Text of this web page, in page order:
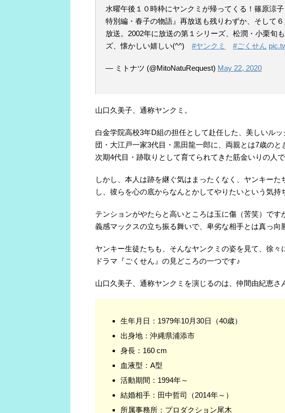
水曜午後１０時枠にヤンクミが帰ってくる！篠原涼
特別編・春子の物語』再放送も残りわずか、そして
放送。2002年に放送の第１シリーズ、松潤・小栗旬
ズ、懐かしい嬉しい(^^) #ヤンクミ #ごくせん
— ミトナツ (@MitoNatuRequest) May 22, 2020
山口久美子、通称ヤンクミ。
白金学院高校3年D組の担任として赴任した、美しいル
団・大江戸一家3代目・黒田龍一郎に、両親とは7歳のと
次期4代目・跡取りとして育てられてきた筋金いりの人で
しかし、本人は跡を継ぐ気はまったくなく、ヤンキー
し、彼らを心の底からなんとかしてやりたいという気持
テンションがやたらと高いところは玉に傷（苦笑）で
義感マックスの立ち振る舞いで、卑劣な相手とは真っ向
ヤンキー生徒たちも、そんなヤンクミの姿を見て、徐
ドラマ『ごくせん』の見どころの一つです♪
山口久美子、通称ヤンクミを演じるのは、仲間由紀恵さ
生年月日：1979年10月30日（40歳）
出身地：沖縄県浦添市
身長：160 cm
血液型：A型
活動期間：1994年～
結婚相手：田中哲司（2014年～）
所属事務所：プロダクション尾木